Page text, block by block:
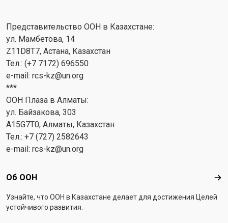
Представительство ООН в Казахстане:
ул. Мамбетова, 14
Z11D8T7, Астана, Казахстан
Тел.: (+7 7172) 696550
e-mail: rcs-kz@un.org
***
ООН Плаза в Алматы:
ул. Байзакова, 303
A15G7T0, Алматы, Казахстан
Тел.: +7 (727) 2582643
e-mail: rcs-kz@un.org
Footer menu
Об ООН Об
Узнайте, что ООН в Казахстанe делает для достижения Целей
устойчивого развития.